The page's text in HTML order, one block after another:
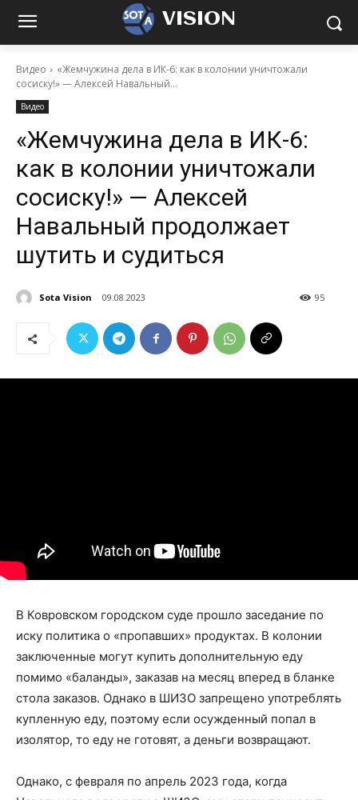
VISION
Видео
«Жемчужина дела в ИК-6: как в колонии уничтожали
сосиску!» — Алексей Навальный...
Видео
«Жемчужина дела в ИК-6:
как в колонии уничтожали
сосиску!» — Алексей
Навальный продолжает
шутить и судиться
Sota Vision 09.08.2023 95
В Ковровском городском суде прошло заседание по
иску политика о «пропавших» продуктах. В колонии
заключенные могут купить дополнительную еду
помимо «баланды», заказав на месяц вперед в бланке
стола заказов. Однако в ШИЗО запрещено употреблять
купленную еду, поэтому если осужденный попал в
изолятор, то еду не готовят, а деньги возвращают.
Однако, с февраля по апрель 2023 года, когда